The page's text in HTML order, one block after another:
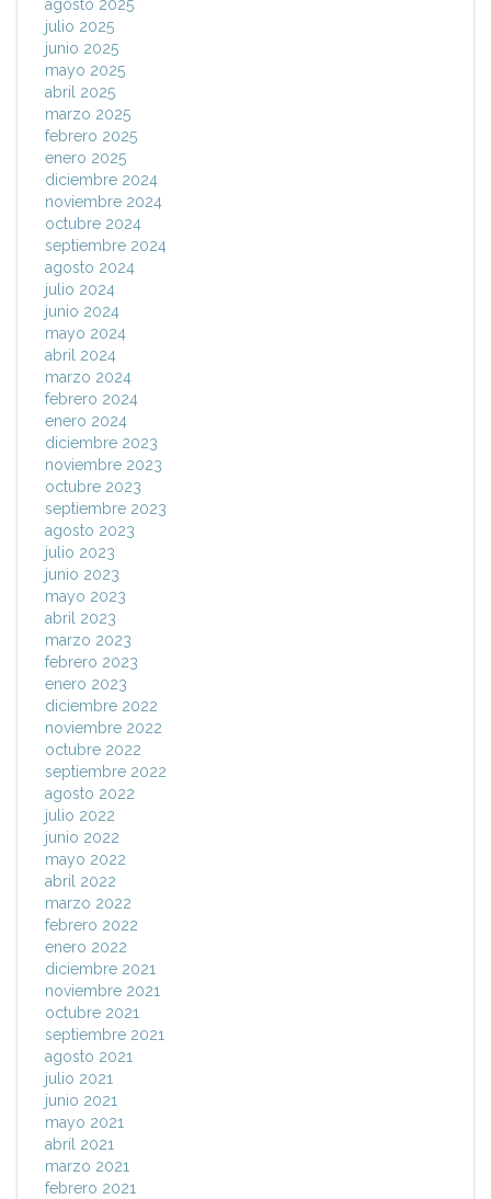
agosto 2025
julio 2025
junio 2025
mayo 2025
abril 2025
marzo 2025
febrero 2025
enero 2025
diciembre 2024
noviembre 2024
octubre 2024
septiembre 2024
agosto 2024
julio 2024
junio 2024
mayo 2024
abril 2024
marzo 2024
febrero 2024
enero 2024
diciembre 2023
noviembre 2023
octubre 2023
septiembre 2023
agosto 2023
julio 2023
junio 2023
mayo 2023
abril 2023
marzo 2023
febrero 2023
enero 2023
diciembre 2022
noviembre 2022
octubre 2022
septiembre 2022
agosto 2022
julio 2022
junio 2022
mayo 2022
abril 2022
marzo 2022
febrero 2022
enero 2022
diciembre 2021
noviembre 2021
octubre 2021
septiembre 2021
agosto 2021
julio 2021
junio 2021
mayo 2021
abril 2021
marzo 2021
febrero 2021